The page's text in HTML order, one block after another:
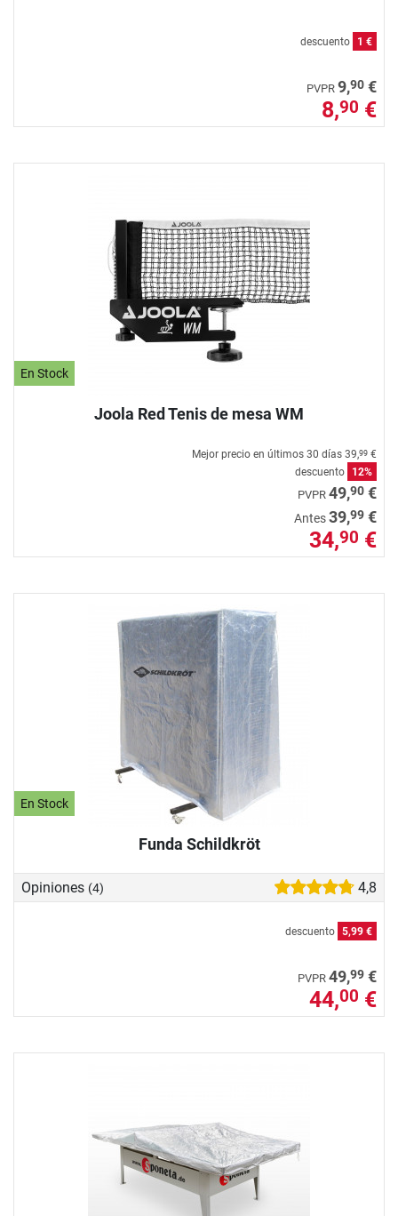
descuento 1 €
PVPR 9,90 €
8,90 €
En Stock
Joola Red Tenis de mesa WM
Mejor precio en últimos 30 días 39,99 €
descuento
12%
PVPR 49,90 €
Antes39,99 €
34,90 €
En Stock
Funda Schildkröt
Opiniones (4) 4,8
descuento 5,99 €
PVPR 49,99 €
44,00 €